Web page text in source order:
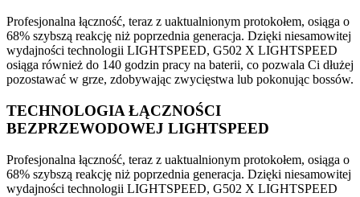
Profesjonalna łączność, teraz z uaktualnionym protokołem, osiąga o
68% szybszą reakcję niż poprzednia generacja. Dzięki niesamowitej
wydajności technologii LIGHTSPEED, G502 X LIGHTSPEED
osiąga również do 140 godzin pracy na baterii, co pozwala Ci dłużej
pozostawać w grze, zdobywając zwycięstwa lub pokonując bossów.
TECHNOLOGIA ŁĄCZNOŚCI
BEZPRZEWODOWEJ LIGHTSPEED
Profesjonalna łączność, teraz z uaktualnionym protokołem, osiąga o
68% szybszą reakcję niż poprzednia generacja. Dzięki niesamowitej
wydajności technologii LIGHTSPEED, G502 X LIGHTSPEED